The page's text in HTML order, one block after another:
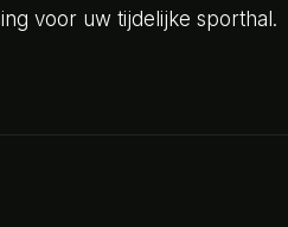
voor uw tijdelijke sporthal.